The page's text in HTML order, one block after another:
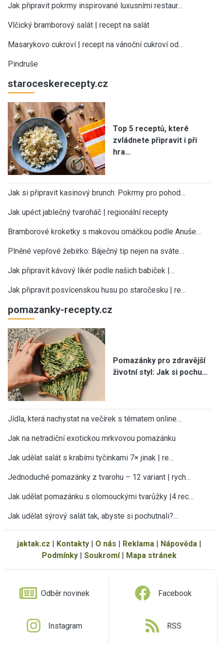
Jak připravit pokrmy inspirované luxusními restaur…
Vlčický bramborový salát | recept na salát
Masarykovo cukroví | recept na vánoční cukroví od…
Pindruše
staroceskerecepty.cz
Top 5 receptů, které
zvládnete připravit i při
hra…
Jak si připravit kasinový brunch: Pokrmy pro pohod…
Jak upéct jablečný tvaroháč | regionální recepty
Bramborové kroketky s makovou omáčkou podle Anuše…
Plněné vepřové žebírko: Báječný tip nejen na sváte…
Jak připravit kávový likér podle našich babiček |…
Jak připravit posvícenskou husu po staročesku | re…
pomazanky-recepty.cz
Pomazánky pro zdravější
životní styl: Jak si pochu…
Jídla, která nachystat na večírek s tématem online…
Jak na netradiční exotickou mrkvovou pomazánku
Jak udělat salát s krabími tyčinkami 7× jinak | re…
Jednoduché pomazánky z tvarohu – 12 variant | rych…
Jak udělat pomazánku s olomouckými tvarůžky |4 rec…
Jak udělat sýrový salát tak, abyste si pochutnali?…
jaktak.cz | Kontakty| O nás | Reklama| Nápověda|
Podmínky| Soukromí| Mapa stránek
Odběr novinek Facebook
Instagram RSS